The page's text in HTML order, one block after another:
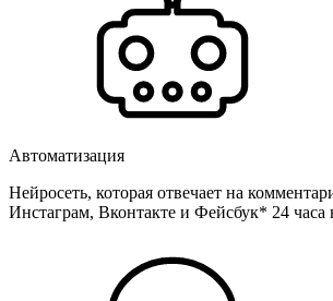
Автоматизация
Нейросеть, которая отвечает на
Инстаграм, Вконтакте и Фейсбук* 24 часа